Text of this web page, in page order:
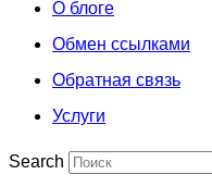
О блоге
Обмен ссылками
Обратная связь
Услуги
Search